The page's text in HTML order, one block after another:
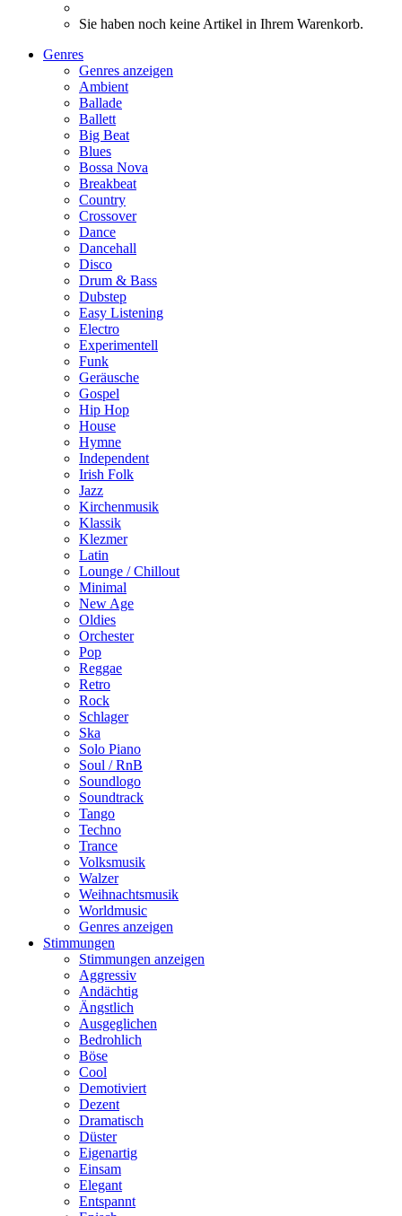
Sie haben noch keine Artikel in Ihrem Warenkorb.
Genres
Genres anzeigen
Ambient
Ballade
Ballett
Big Beat
Blues
Bossa Nova
Breakbeat
Country
Crossover
Dance
Dancehall
Disco
Drum & Bass
Dubstep
Easy Listening
Electro
Experimentell
Funk
Geräusche
Gospel
Hip Hop
House
Hymne
Independent
Irish Folk
Jazz
Kirchenmusik
Klassik
Klezmer
Latin
Lounge / Chillout
Minimal
New Age
Oldies
Orchester
Pop
Reggae
Retro
Rock
Schlager
Ska
Solo Piano
Soul / RnB
Soundlogo
Soundtrack
Tango
Techno
Trance
Volksmusik
Walzer
Weihnachtsmusik
Worldmusic
Genres anzeigen
Stimmungen
Stimmungen anzeigen
Aggressiv
Andächtig
Ängstlich
Ausgeglichen
Bedrohlich
Böse
Cool
Demotiviert
Dezent
Dramatisch
Düster
Eigenartig
Einsam
Elegant
Entspannt